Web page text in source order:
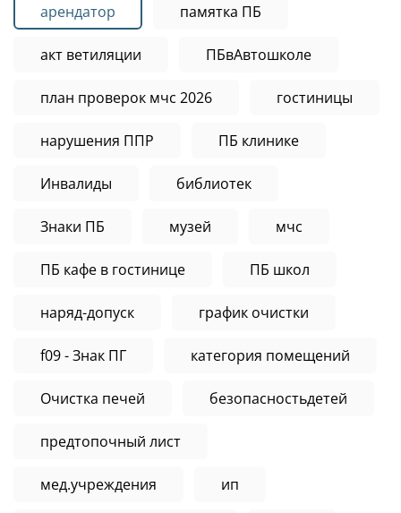
арендатор памятка ПБ
акт ветиляции ПБвАвтошколе
план проверок мчс 2026 гостиницы
нарушения ППР ПБ клинике
Инвалиды библиотек
Знаки ПБ музей мчс
ПБ кафе в гостинице ПБ школ
наряд-допуск график очистки
f09 - Знак ПГ категория помещений
Очистка печей безопасностьдетей
предтопочный лист
мед.учреждения ип